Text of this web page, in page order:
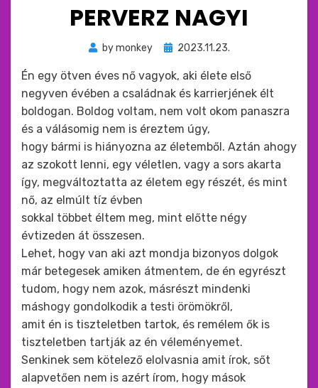
PERVERZ NAGYI
bymonkey
Beküldve
:
2023.11.23.
Én egy ötven éves nő vagyok, aki élete első
negyven évében a családnak és karrierjének élt
boldogan. Boldog voltam, nem volt okom panaszra
és a válásomig nem is éreztem úgy,
hogy bármi is hiányozna az életemből. Aztán ahogy
az szokott lenni, egy véletlen, vagy a sors akarta
így, megváltoztatta az életem egy részét, és mint
nő, az elmúlt tíz évben
sokkal többet éltem meg, mint előtte négy
évtizeden át összesen.
Lehet, hogy van aki azt mondja bizonyos dolgok
már betegesek amiken átmentem, de én egyrészt
tudom, hogy nem azok, másrészt mindenki
máshogy gondolkodik a testi örömökről,
amit én is tiszteletben tartok, és remélem ők is
tiszteletben tartják az én véleményemet.
Senkinek sem kötelező elolvasnia amit írok, sőt
alapvetően nem is azért írom, hogy mások